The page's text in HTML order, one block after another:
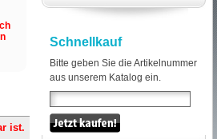
ist.
Schnellkauf
Bitte geben Sie die Artikelnummer
aus unserem Katalog ein.